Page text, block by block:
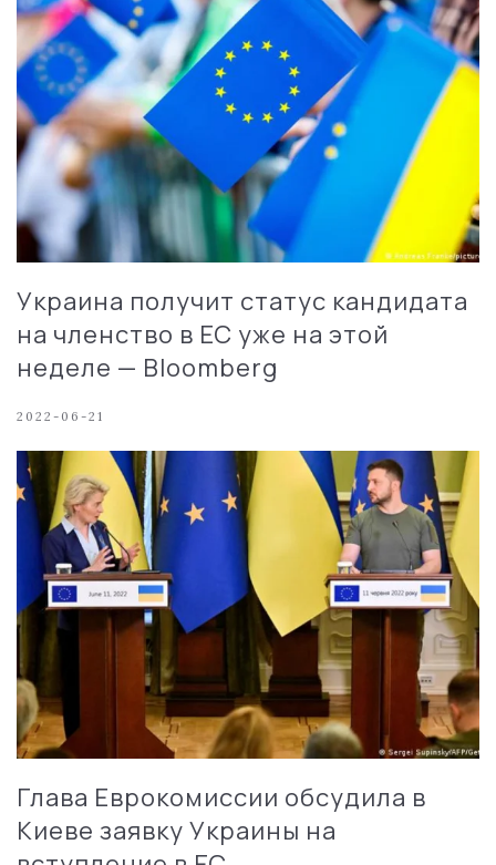
Украина получит статус кандидата
на членство в ЕС уже на этой
неделе — Bloomberg
2022-06-21
Глава Еврокомиссии обсудила в
Киеве заявку Украины на